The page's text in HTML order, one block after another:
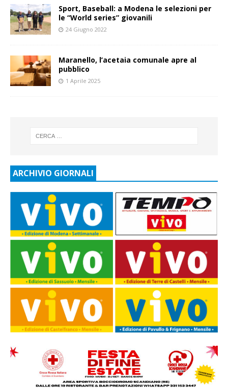
Sport, Baseball: a Modena le selezioni per
le “World series” giovanili
24 Giugno 2022
Maranello, l’acetaia comunale apre al
pubblico
1 Aprile 2025
ARCHIVIO GIORNALI